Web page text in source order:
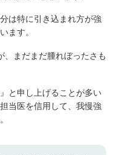
は特に引き込まれ方が強
ます。
、まだまだ腫れぼったさも
と申し上げることが多い
当医を信用して、我慢強